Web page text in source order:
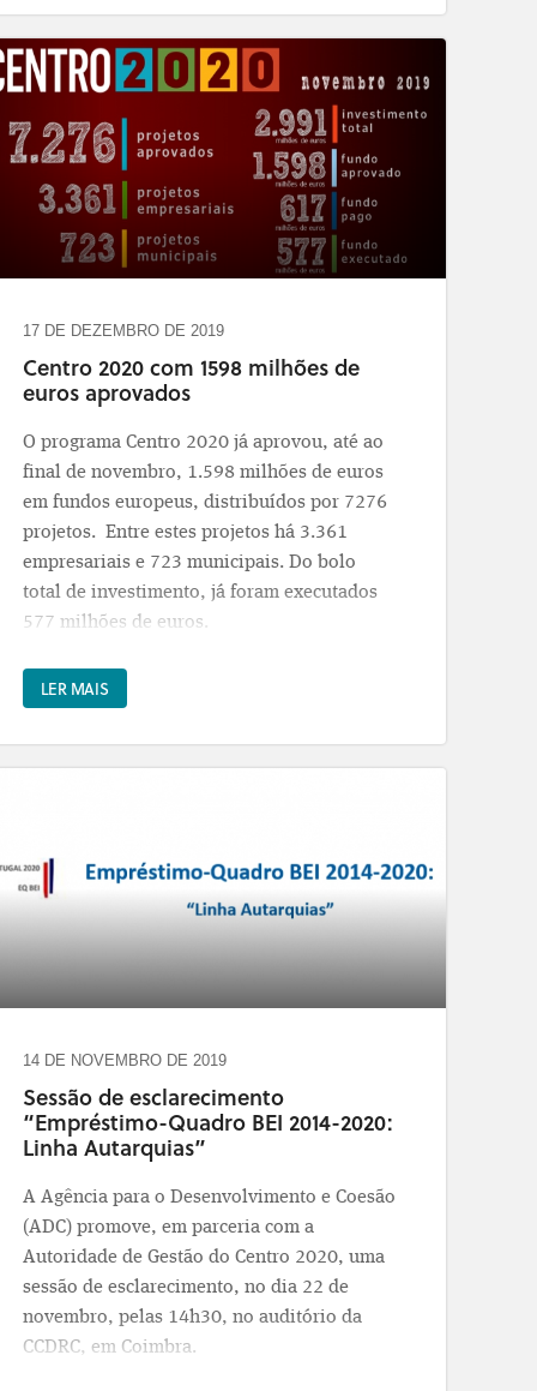
serviços europeus, com enfoque nas
referências à Região Centro.
o documento "O Semestre
Europeu e as Recomendações a Portugal:
posicionamento da Região Centro"
Local:Auditório da FCTUC (Rua Sílvio
Lima), PÓLO II da Universidade de
Coimbra​
Inscrição em
http://bit.do/InscricaoEstrategiaPT2030
17 DE DEZEMBRO DE 2019
Centro 2020 com 1598 milhões de
euros aprovados
O programa Centro 2020 já aprovou, até ao
final de novembro, 1.598 milhões de euros
em fundos europeus, distribuídos por 7276
projetos. Entre estes projetos há 3.361
empresariais e 723 municipais. Do bolo
total de investimento, já foram executados
577 milhões de euros.
As 723 candidaturas de iniciativa municipal
aceites representam um financiamento do
euros, sendo as regiões de Coimbra e do
Acompanhe a evolução do programaaqui.
LER MAIS
14 DE NOVEMBRO DE 2019
Sessão de esclarecimento
“Empréstimo-Quadro BEI 2014-2020:
Linha Autarquias”
A Agência para o Desenvolvimento e Coesão
(ADC) promove, em parceria com a
Autoridade de Gestão do Centro 2020, uma
sessão de esclarecimento, no dia 22 de
novembro, pelas 14h30, no auditório da
CCDRC, em Coimbra.